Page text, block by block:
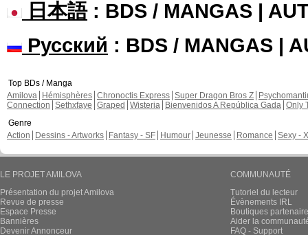
日本語: BDS / MANGAS |
Русский : BDS / MANGAS |
Top BDs / Manga
Amilova
Hémisphères Chronoctis Express Super Dragon Bros Z
Connection Sethxfaye Graped Wisteria Bienvenidos A República Gada Only
Genre
Action
Dessins - Artworks Fantasy - SF Humour Jeunesse Romance Sexy -
LE PROJET AMILOVA
Présentation du projet Amilova
Revue de presse
Espace Presse
Bannières
Devenir Annonceur
COMMUNAUTÉ
Tutoriel du lecteur
Évènements IRL
Boutiques
Aider la
FAQ - Support